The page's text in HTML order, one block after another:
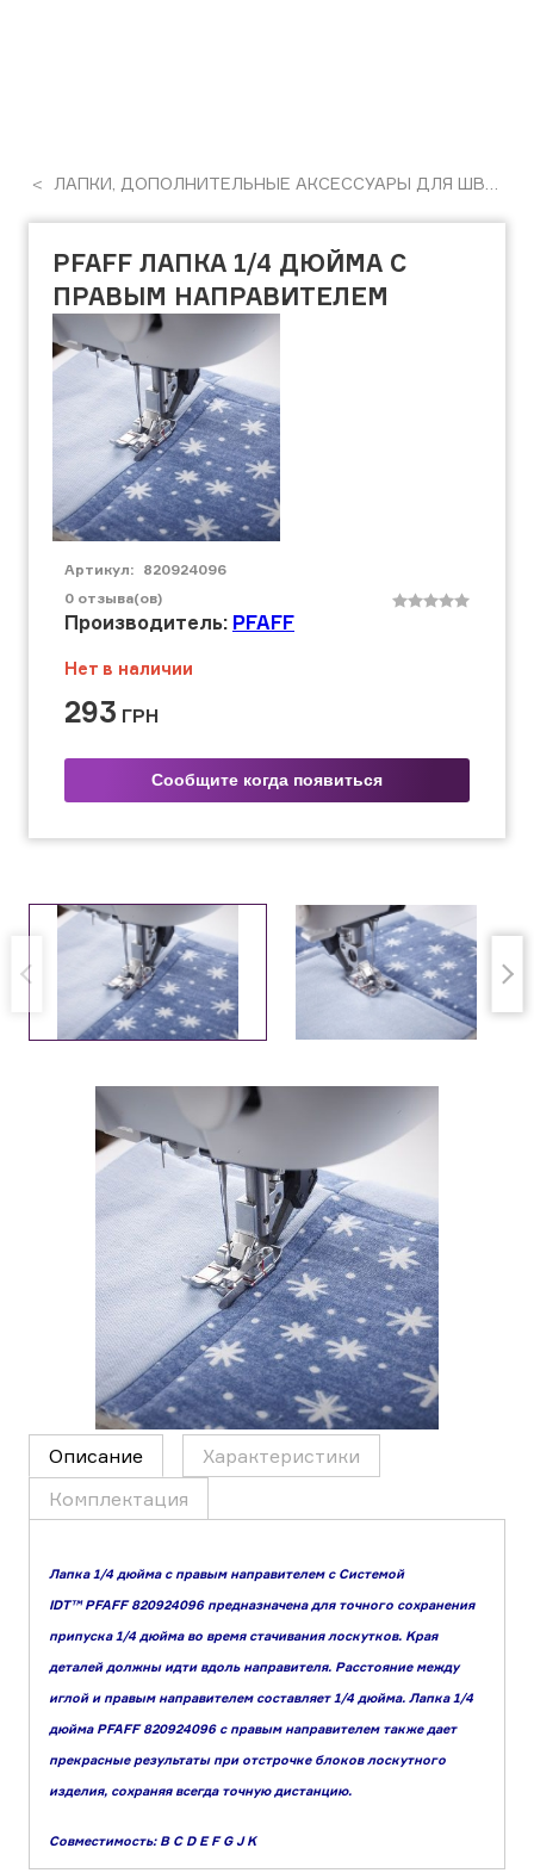
ЛАПКИ, ДОПОЛНИТЕЛЬНЫЕ АКСЕССУАРЫ ДЛЯ ШВЕЙНЫХ МАШИН
PFAFF ЛАПКА 1/4 ДЮЙМА С
ПРАВЫМ НАПРАВИТЕЛЕМ
Артикул: 820924096
0 отзыва(ов)
Производитель: PFAFF
Нет в наличии
293 ГРН
Сообщите когда появиться
Описание
Характеристики
Комплектация
Лапка 1/4 дюйма с правым направителем с Системой
IDT™ PFAFF 820924096 предназначена для точного сохранения
припуска 1/4 дюйма во время стачивания лоскутков. Kрая
деталей должны идти вдоль направителя. Расстояние между
иглой и правым направителем составляет 1/4 дюйма. Лапка 1/4
дюйма PFAFF 820924096 с правым направителем также дает
прекрасные результаты при отстрочке блоков лоскутного
изделия, сохраняя всегда точную дистанцию.
Совместимость: B C D E F G J K